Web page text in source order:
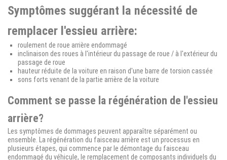
Symptômes suggérant la nécessité de
remplacer l'essieu arrière:
roulement de roue arrière endommagé
inclinaison des roues à l'intérieur du passage de roue / à l'extérieur du
passage de roue
hauteur réduite de la voiture en raison d'une barre de torsion cassée
sons forts venant de la partie arrière de la voiture
Comment se passe la régénération de l'essieu
arrière?
Les symptômes de dommages peuvent apparaître séparément ou
ensemble.
La régénération du faisceau arrière est un processus en
plusieurs étapes, qui commence par le démontage du faisceau
endommagé du véhicule, le remplacement de composants individuels du